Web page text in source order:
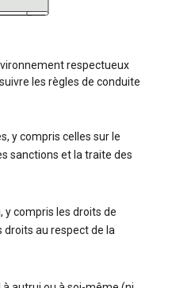
respectueux
les règles de conduite
y compris celles sur le
sanctions et la traite des
y compris les droits de
au respect de la